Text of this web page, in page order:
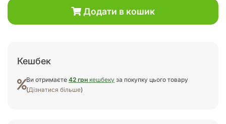
Додати в кошик
Кешбек
Ви отримаєте 42 грн кешбеку за покупку цього товару
(Дізнатися більше)